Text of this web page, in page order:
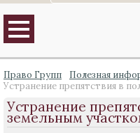
Право Групп Полезная
Устранение препятствия в
Устранение
земельным